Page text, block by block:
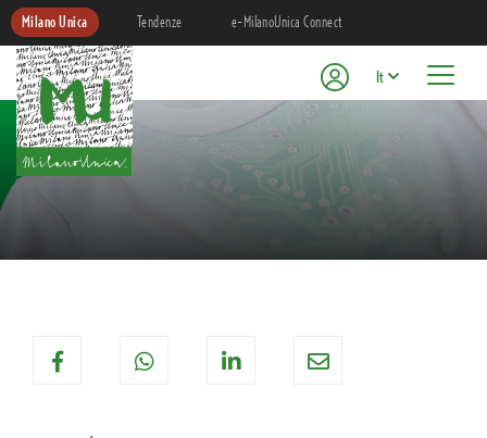
Milano Unica Tendenze e-MilanoUnica Connect
It